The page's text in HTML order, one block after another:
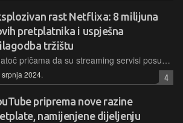
rast Netflixa: 8 milijuna
pretplatnika i uspješna
tržištu
Unatoč pričama da su streaming servisi posustali, Netflix je zabilježio respektabilan porast broja pretplatnika u posljednjem tromjesečju: 8 milijuna novih i sad ima ukupno 278 milijuna pretplatnika širom svijeta.
srpnja 2024. 4
priprema nove razine
namijenjene dijeljenju